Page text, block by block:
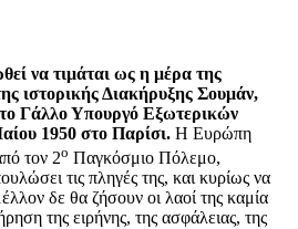
να τιμάται ως η μέρα της
ιστορικής Διακήρυξης Σουμάν,
Γάλλο Υπουργό Εξωτερικών
1950 στο Παρίσι. Η Ευρώπη
τον 2ο Παγκόσμιο Πόλεμο,
τις πληγές της, και κυρίως να
δε θα ζήσουν οι λαοί της καμία
της ειρήνης, της ασφάλειας, της